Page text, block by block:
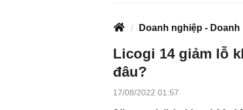
Doanh nghiệp - Doanh
Licogi 14 giảm lỗ
đâu?
17/08/2022 01:57